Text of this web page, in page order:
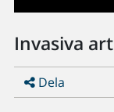
Invasiva
Dela